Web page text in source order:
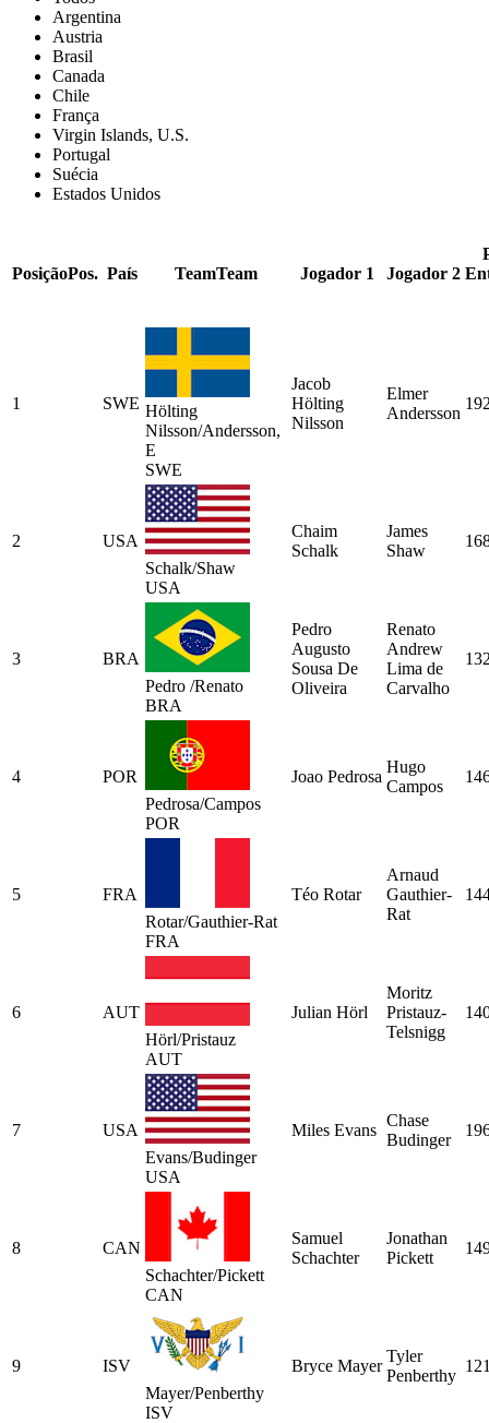
Argentina
Austria
Brasil
Canada
Chile
França
Virgin Islands, U.S.
Portugal
Suécia
Estados Unidos
PosiçãoPos. País TeamTeam Jogador 1 Jogador 2
1 SWE Hölting
Nilsson/Andersson,
E
SWE
Jacob
Hölting
Nilsson
Elmer
Andersson
2
USA
Schalk/Shaw
USA
Chaim
Schalk
James
Shaw
3
BRA
Pedro /Renato
BRA
Pedro
Augusto
Sousa De
Oliveira
Renato
Andrew
Lima de
Carvalho
4
POR
Pedrosa/Campos
POR
Joao Pedrosa
Hugo
Campos
5
FRA
Rotar/Gauthier-Rat
FRA
Téo Rotar
Arnaud
Gauthier-
Rat
6
AUT
Hörl/Pristauz
AUT
Julian Hörl
Moritz
Pristauz-
Telsnigg
7
USA
Evans/Budinger
USA
Miles Evans
Chase
Budinger
8
CAN
Schachter/Pickett
CAN
Samuel
Schachter
Jonathan
Pickett
9
ISV
Mayer/Penberthy
ISV
Bryce Mayer
Tyler
Penberthy